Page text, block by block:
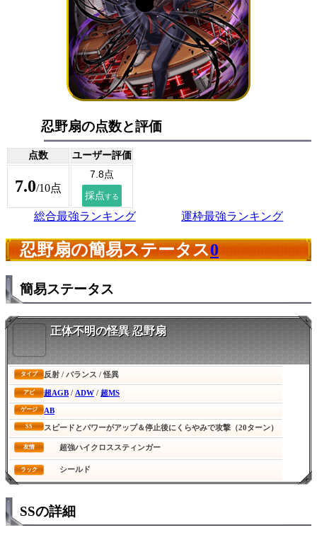
忍野扇の点数と評価
点数 ユーザー評価
7.0/10点
総合最強ランキング 運枠最強ランキング
忍野扇の簡易ステータス0
簡易ステータス
正体不明の怪異 忍野扇
タイプ 反射 / バランス / 怪異
アビ 超AGB / ADW / 超MS
ゲージ AB
SS スピードとパワーがアップ＆停止後にくらやみで攻撃（20ターン）
友情 超強ハイクロススティンガー
ラック シールド
SSの詳細